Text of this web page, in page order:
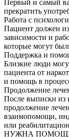
Первый и самый
прекратить
Работа с
Пациент должен
зависимости и
которые могут
Поддержка и
Близкие люди
пациента от
и помощь в
Продолжение
После выписки из
продолжение
взаимопомощи,
или
НУЖНА